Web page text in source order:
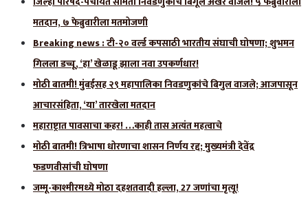
मतदान, ७ फेब्रुवारीला मतमोजणी
Breaking news : टी-२० वर्ल्ड कपसाठी भारतीय संघाची घोषणा; शुभमन
गिलला डच्चू, ‘हा’ खेळाडू झाला नवा उपकर्णधार!
मोठी बातमी! मुंबईसह २९ महापालिका निवडणुकांचे बिगुल वाजले; आजपासून
आचारसंहिता, ‘या’ तारखेला मतदान
महाराष्ट्रात पावसाचा कहर! …काही तास अत्यंत महत्वाचे
मोठी बातमी! त्रिभाषा धोरणाचा शासन निर्णय रद्द; मुख्यमंत्री देवेंद्र
फडणवीसांची घोषणा
जम्मू-काश्मीरमध्ये मोठा दहशतवादी हल्ला, 27 जणांचा मृत्यू!